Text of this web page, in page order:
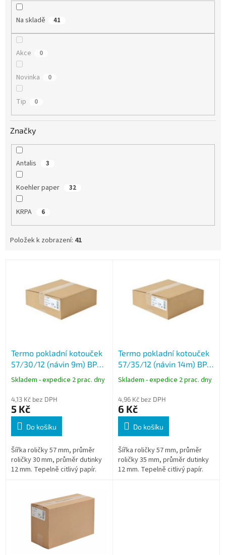
Na skladě 41
Akce 0
Novinka 0
Tip 0
Značky
Antalis 3
Koehler paper 32
KRPA 6
Položek k zobrazení: 41
Termo pokladní kotouček
57/30/12 (návin 9m) BPA
free - celý karton
Skladem - expedice 2 prac. dny
4,13 Kč bez DPH
5 Kč
Do košíku
Šířka roličky 57 mm, průměr
roličky 30 mm, průměr dutinky
12 mm. Tepelně citlivý papír.
Termo pokladní kotouček
57/35/12 (návin 14m) BPA
free - celý karton
Skladem - expedice 2 prac. dny
4,96 Kč bez DPH
6 Kč
Do košíku
Šířka roličky 57 mm, průměr
roličky 35 mm, průměr dutinky
12 mm. Tepelně citlivý papír.